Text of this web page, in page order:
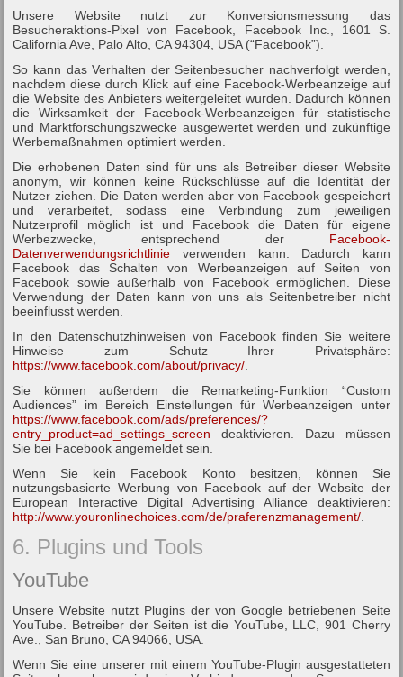
Unsere Website nutzt zur Konversionsmessung das
Besucheraktions-Pixel von Facebook, Facebook Inc., 1601 S.
California Ave, Palo Alto, CA 94304, USA (“Facebook”).
So kann das Verhalten der Seitenbesucher nachverfolgt werden,
nachdem diese durch Klick auf eine Facebook-Werbeanzeige auf
die Website des Anbieters weitergeleitet wurden. Dadurch können
die Wirksamkeit der Facebook-Werbeanzeigen für statistische
und Marktforschungszwecke ausgewertet werden und zukünftige
Werbemaßnahmen optimiert werden.
Die erhobenen Daten sind für uns als Betreiber dieser Website
anonym, wir können keine Rückschlüsse auf die Identität der
Nutzer ziehen. Die Daten werden aber von Facebook gespeichert
und verarbeitet, sodass eine Verbindung zum jeweiligen
Nutzerprofil möglich ist und Facebook die Daten für eigene
Werbezwecke, entsprechend der Facebook-
Datenverwendungsrichtlinie verwenden kann. Dadurch kann
Facebook das Schalten von Werbeanzeigen auf Seiten von
Facebook sowie außerhalb von Facebook ermöglichen. Diese
Verwendung der Daten kann von uns als Seitenbetreiber nicht
beeinflusst werden.
In den Datenschutzhinweisen von Facebook finden Sie weitere
Hinweise zum Schutz Ihrer Privatsphäre:
https://www.facebook.com/about/privacy/
Sie können außerdem die Remarketing-Funktion “Custom
Audiences” im Bereich Einstellungen für Werbeanzeigen unter
https://www.facebook.com/ads/preferences/?
entry_product=ad_settings_screen deaktivieren. Dazu müssen
Sie bei Facebook angemeldet sein.
Wenn Sie kein Facebook Konto besitzen, können Sie
nutzungsbasierte Werbung von Facebook auf der Website der
European Interactive Digital Advertising Alliance deaktivieren:
http://www.youronlinechoices.com/de/praferenzmanagement/
6. Plugins und Tools
YouTube
Unsere Website nutzt Plugins der von Google betriebenen Seite
YouTube. Betreiber der Seiten ist die YouTube, LLC, 901 Cherry
Ave., San Bruno, CA 94066, USA.
Wenn Sie eine unserer mit einem YouTube-Plugin ausgestatteten